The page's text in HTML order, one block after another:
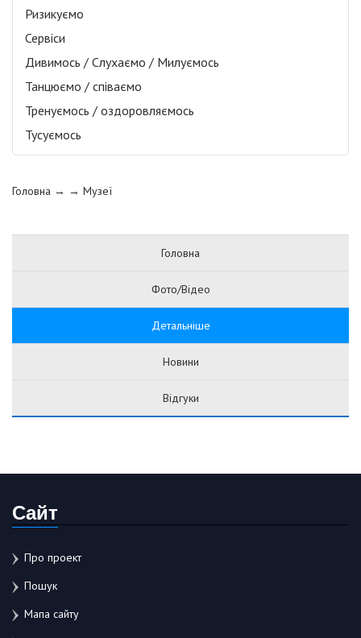
Ризикуємо
Сервіси
Дивимось / Слухаємо / Милуємось
Танцюємо / співаємо
Тренуємось / оздоровляємось
Тусуємось
Головна → → Музеї
Головна
Фото/Відео
Детальніше
Новини
Відгуки
Сайт
Про проект
Пошук
Мапа сайту